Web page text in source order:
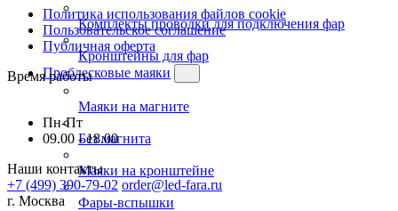
Комплекты проводки для подключения фар
Кронштейны для фар
Проблесковые маяки
Маяки на магните
Без магнита
Маяки на кронштейне
Фары-вспышки
Политика использования файлов cookie
Пользовательское соглашение
Публичная оферта
Время работы
Пн-Пт
09.00 - 18.00
Наши контакты
+7 (499) 390-79-02 order@led-fara.ru
г. Москва